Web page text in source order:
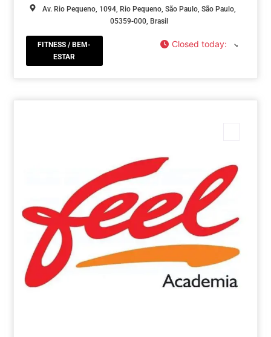
Av. Rio Pequeno, 1094, Rio Pequeno, São Paulo, São Paulo,
05359-000, Brasil
FITNESS / BEM-
ESTAR
Closed today: